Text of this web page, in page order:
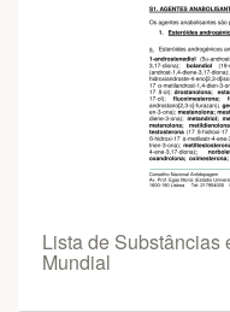
Lista de Substâncias
Mundial